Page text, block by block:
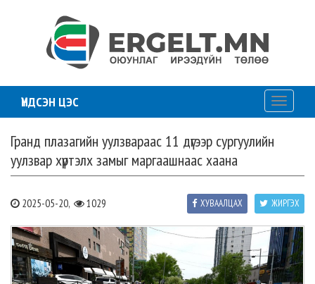
ҮНДСЭН ЦЭС
Toggle
Гранд плазагийн уулзвараас 11 дүгээр сургуулийн
уулзвар хүртэлх замыг маргаашнаас хаана
2025-05-20, 1029 ЖИРГЭХ
ХУВААЛЦАХ